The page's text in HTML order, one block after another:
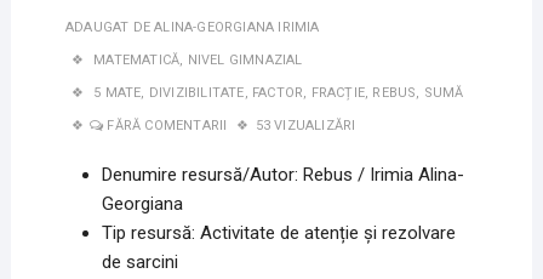
ADAUGAT DEALINA-GEORGIANA IRIMIA
MATEMATICĂ, NIVEL GIMNAZIAL
5 MATE, DIVIZIBILITATE, FACTOR, FRACȚIE, REBUS, SUMĂ
FĂRĂ COMENTARII 53 VIZUALIZĂRI
Denumire resursă/Autor: Rebus / Irimia Alina-
Georgiana
Tip resursă: Activitate de atenție și rezolvare
de sarcini